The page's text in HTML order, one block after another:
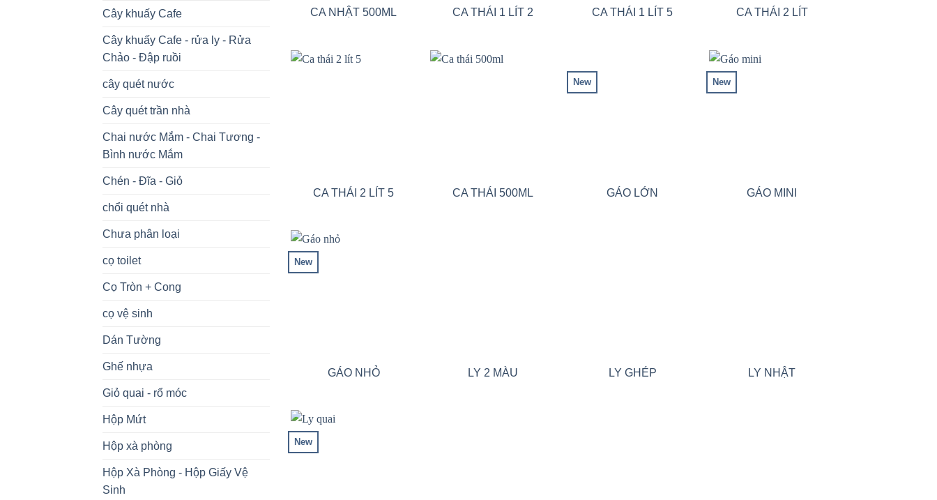
Cây khuấy Cafe
Cây khuấy Cafe - rửa ly - Rửa
Chảo - Đập ruồi
cây quét nước
Cây quét trần nhà
Chai nước Mắm - Chai Tương -
Bình nước Mắm
Chén - Đĩa - Giỏ
chổi quét nhà
Chưa phân loại
cọ toilet
Cọ Tròn + Cong
cọ vệ sinh
Dán Tường
Ghế nhựa
Giỏ quai - rổ móc
Hộp Mứt
Hộp xà phòng
Hộp Xà Phòng - Hộp Giấy Vệ
Sinh
CA NHẬT 500ML CA THÁI 1 LÍT 2 CA THÁI 1 LÍT 5 CA THÁI 2 LÍT
CA THÁI 2 LÍT 5 CA THÁI 500ML
New
GÁO LỚN
New
GÁO MINI
New
GÁO NHỎ LY 2 MÀU LY GHÉP LY NHẬT
New